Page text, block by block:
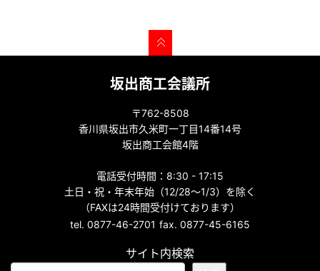
坂出商工会議所
〒762-8508
香川県坂出市久米町一丁目14番14号
坂出商工会館4階
電話受付時間：8:30 - 17:15
土日・祝・年末年始（12/28～1/3）を除く
（FAXは24時間受付けております）
tel. 0877-46-2701 fax. 0877-45-6165
サイト内検索